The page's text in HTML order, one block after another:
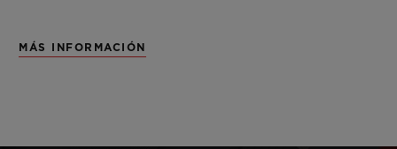
MÁS INFORMACIÓN